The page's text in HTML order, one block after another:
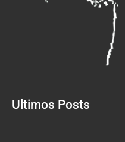
Ultimos Posts